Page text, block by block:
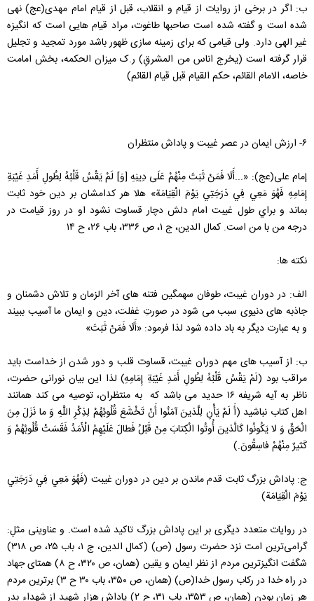
ب: اگر در برخی از روایات از قیام و انقلاب، قبل از قیام امام مهدی(عج) نهی
شده است و گفته شده است صاحبها طاغوت، مراد قیام هایی است که انگیزه
غیر الهی دارد. ولی قیامی که برای زمینه سازی ظهور باشد مورد تمجید و تجلیل
قرار گرفته است (يخرج‌ اناس‌ من‌ المشرقِ) ر.ک میزان الحکمه، بخش امامت
خاصه، الامام القائم، حکم القیام قبل قیام القائم)
۶- ارزش ایمان در عصر غیبت و پاداش منتظران
إمام علی(عج): «...أَلَا فَمَنْ ثَبَتَ مِنْهُمْ عَلَى دِينِهِ [وَ] لَمْ يَقْسُ قَلْبُهُ لِطُولِ أَمَدِ غَيْبَةِ
إِمَامِهِ فَهُوَ مَعِي فِي دَرَجَتِي يَوْمَ الْقِيَامَة» هلا هر کدامشان بر دين خود ثابت
بماند و براي طول غيبت امام دلش دچار قساوت نشود او در روز قيامت در
درجه من با من است. کمال الدین، ج ۱، ص ۳۳۶، باب ۲۶، ح ۱۴
نکته ها:
الف: در دوران غیبت، طوفان سهمگین فتنه های آخر الزمان و تلاش دشمنان و
جاذبه های دنیوی سبب می شود در صورتِ غفلت، دین و ایمان ما آسیب ببیند
و به عبارت دیگر به باد داده شود لذا فرمود: «أَلَا فَمَنْ ثَبَتَ»
ب: از آسیب های مهم دوران غیبت، قساوت قلب و دور شدن از خداست باید
مراقب بود (لَمْ يَقْسُ قَلْبُهُ لِطُولِ أَمَدِ غَيْبَةِ إِمَامِهِ) لذا این بیان نورانی حضرت،
ناظر به آیه شریفه ۱۶ حدید می باشد که به منتظران، توصیه می کند همانند
اهل کتاب نباشید (أَ لَمْ يَأْنِ لِلَّذينَ آمَنُوا أَنْ تَخْشَعَ قُلُوبُهُمْ لِذِكْرِ اللَّهِ وَ ما نَزَلَ مِنَ
الْحَقِّ وَ لا يَكُونُوا كَالَّذينَ أُوتُوا الْكِتابَ مِنْ قَبْلُ فَطالَ عَلَيْهِمُ الْأَمَدُ فَقَسَتْ قُلُوبُهُمْ وَ
كَثيرٌ مِنْهُمْ فاسِقُونَ.)
ج: پاداش بزرگ ثابت قدم ماندن بر دین در دوران غیبت (فَهُوَ مَعِي فِي دَرَجَتِي
يَوْمَ الْقِيَامَة)
در روایات متعدد دیگری بر این پاداش بزرگ تاکید شده است. و عناوینی مثلِ:
گرامی‌ترین امت نزد حضرت رسول (ص) (کمال الدین، ج ۱، باب ۲۵، ص ۳۱۸)
شگفت انگیز‌ترین مردم از نظر ایمان و یقین (همان، ص ۳۲۰، ح ۸) همتای جهاد
در راه خدا در رکاب رسول خدا(ص) (همان، ص ۳۵۰، باب ۳۰ ح ۳) برترین مردم
هر زمان بودن (همان، ص ۳۵۳، باب ۳۱، ح ۲) پاداش هزار شهید از شهداء بدر